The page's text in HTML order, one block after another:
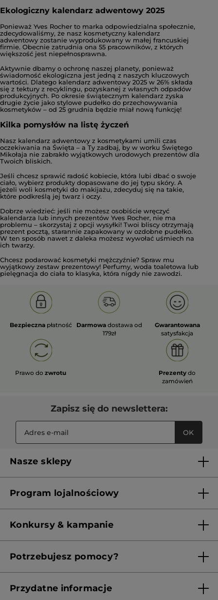
Ekologiczny kalendarz adwentowy 2025
Ponieważ Yves Rocher to marka odpowiedzialna społecznie,
zdecydowaliśmy, że nasz kosmetyczny kalendarz
adwentowy zostanie wyprodukowany w małej francuskiej
firmie. Obecnie zatrudnia ona 55 pracowników, z których
większość jest niepełnosprawna.
Aktywnie dbamy o ochronę naszej planety, ponieważ
świadomość ekologiczna jest jedną z naszych kluczowych
wartości. Dlatego kalendarz adwentowy 2025 w 26% składa
się z tektury z recyklingu, pozyskanej z własnych odpadów
produkcyjnych. Po okresie świątecznym kalendarz zyska
drugie życie jako stylowe pudełko do przechowywania
kosmetyków – od 25 grudnia będzie miał nową funkcję!
Kilka pomysłów na listę życzeń
Nasz kalendarz adwentowy z kosmetykami umili czas
oczekiwania na Święta – a Ty zadbaj, by w worku Świętego
Mikołaja nie zabrakło wyjątkowych urodowych prezentów dla
Twoich bliskich.
Jeśli chcesz sprawić radość kobiecie, która lubi dbać o swoje
ciało, wybierz produkty dopasowane do jej typu skóry. A
jeżeli woli kosmetyki do makijażu, zdecyduj się na takie,
które podkreślą jej twarz i oczy.
Dobrze wiedzieć: jeśli nie możesz osobiście wręczyć
kalendarza lub innych prezentów Yves Rocher, nie ma
problemu – skorzystaj z opcji wysyłki! Twoi bliscy otrzymają
prezent pocztą, starannie zapakowany w ozdobne pudełko.
W ten sposób nawet z daleka możesz wywołać uśmiech na
ich twarzy.
Chcesz podarować kosmetyki mężczyźnie? Spraw mu
wyjątkowy zestaw prezentowy! Perfumy, woda toaletowa lub
pielęgnacja do ciała to klasyka, która nigdy nie zawodzi.
Bezpieczna płatność Darmowa dostawa od
179zł
Gwarantowana
satysfakcja
Prawo dozwrotu Prezenty do
zamówień
Zapisz się do newslettera:
OK
Nasze sklepy
Franczyza
Program lojalnościowy
Konkursy & kampanie
Potrzebujesz pomocy?
Przydatne informacje